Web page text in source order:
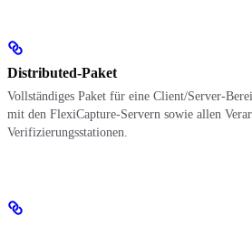
Distributed-Paket
Vollständiges Paket für eine Client/Server-
mit den FlexiCapture-Servern sowie allen
Verifizierungsstationen.